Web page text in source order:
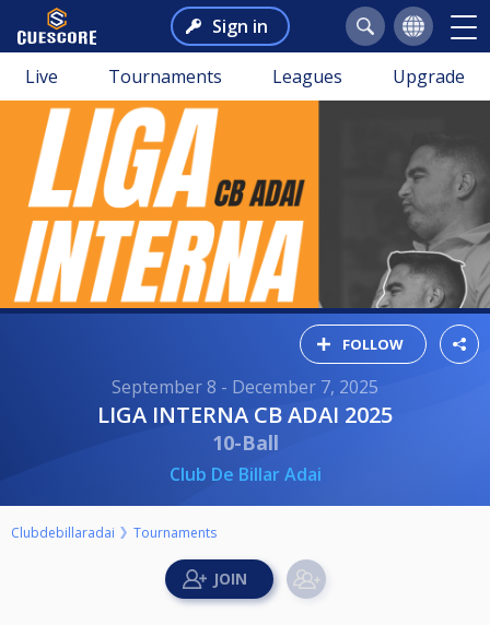
Sign in
Live Tournaments Leagues Upgrade
FOLLOW
September 8 - December 7, 2025
LIGA INTERNA CB ADAI 2025
10-Ball
Club De Billar Adai
Clubdebillaradai Tournaments